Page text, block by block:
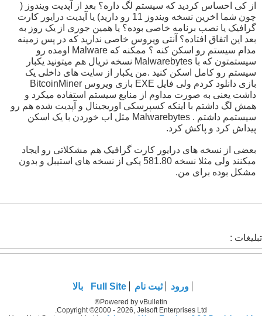
از کی احساس کردید که سیستم لگ داره؟ بعد از آپدیت ویندوز (
چون شما اخرین نسخه ویندوز 11 رو دارید) یا آپدیت درایور کارت
گرافیک یا نصب برنامه خاصی بوده؟ یا همین جوری از یک روز به
بعد این اتفاق افتاده؟ آنتی ویروس خاصی ندارید که در پس زمینه
مدام سیستم رو اسکن کنه ؟ ممکنه که Malware اومده رو
سیستمتون که با Malwarebytes نسخه تریال هم میتونید یکبار
سیستم رو کامل اسکن کنید .من یکبار از سایت های داخلی یک
بازی دانلود کردم ولی فایل EXE بازی ویروس BitcoinMiner
داشت یعنی به صورت مداوم از منابع سیستم استفاده میکرد و
همش لگ داشتم با اینکه کسپرسکی اوریجینال و آپدیت شده هم رو
سیستمم داشتم . Malwarebytes مثل اب خوردن با یک اسکن
پیداش کرد و پاکش کرد.
بعضی از نسخه های درایور کارت گرافیک هم مشکلاتی رو ایجاد
میکنند ولی مثلا نسخه 581.80 یکی از نسخه های استیبل و بدون
مشکل بوده برای من.
تبلیغات :
ورود ثبت نام Full Site بالا
Powered by vBulletin®
Copyright ©2000 - 2026, Jelsoft Enterprises Ltd.